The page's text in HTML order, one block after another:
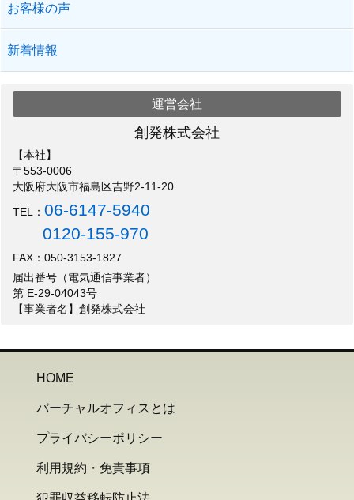
お客様の声
新着情報
運営会社
創発株式会社
【本社】
〒553-0006
大阪府大阪市福島区吉野2-11-20
TEL：06-6147-5940
0120-155-970
FAX：050-3153-1827
届出番号（電気通信事業者）
第 E-29-04043号
【事業者名】創発株式会社
HOME
バーチャルオフィスとは
プライバシーポリシー
利用規約・免責事項